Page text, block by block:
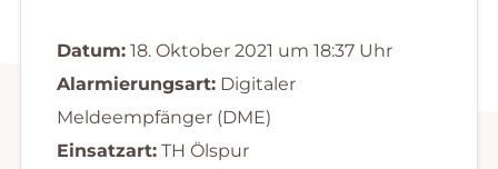
Datum:18. Oktober 2021 um 18:37 Uhr
Alarmierungsart:Digitaler
Meldeempfänger (DME)
Einsatzart:TH Ölspur